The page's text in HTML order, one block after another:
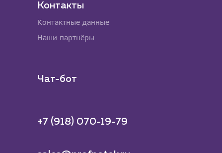
Контакты
Контактные данные
Наши партнёры
Чат-бот
+7 (918) 070-19-79